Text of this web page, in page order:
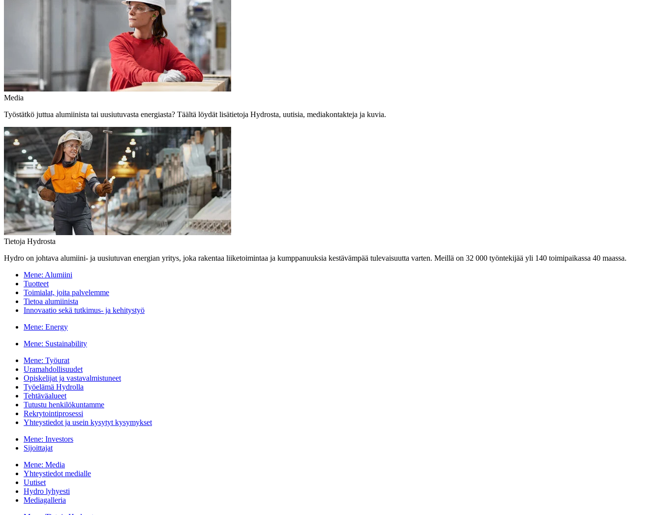
Media
Työstätkö juttua alumiinista tai uusiutuvasta energiasta? Täältä löydät lisätietoja Hydrosta, uutisia, mediakontakteja ja kuvia.
Tietoja Hydrosta
Hydro on johtava alumiini- ja uusiutuvan energian yritys, joka rakentaa liiketoimintaa ja kumppanuuksia kestävämpää tulevaisuutta varten. Meillä on 32 000 työntekijää yli 140 toimipaikassa 40 maassa.
Mene: Alumiini
Tuotteet
Toimialat, joita palvelemme
Tietoa alumiinista
Innovaatio sekä tutkimus- ja kehitystyö
Mene: Energy
Mene: Sustainability
Mene: Työurat
Uramahdollisuudet
Opiskelijat ja vastavalmistuneet
Työelämä Hydrolla
Tehtäväalueet
Tutustu henkilökuntamme
Rekrytointiprosessi
Yhteystiedot ja usein kysytyt kysymykset
Mene: Investors
Sijoittajat
Mene: Media
Yhteystiedot medialle
Uutiset
Hydro lyhyesti
Mediagalleria